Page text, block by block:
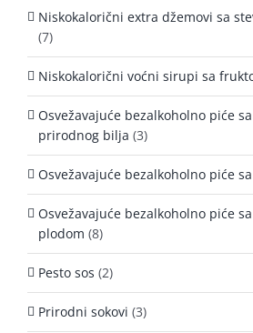
Niskokalorični extra džemovi sa
(7)
Niskokalorični voćni sirupi sa
Osvežavajuće bezalkoholno piće
prirodnog bilja (3)
Osvežavajuće bezalkoholno piće
Osvežavajuće bezalkoholno piće
plodom (8)
Pesto sos (2)
Prirodni sokovi (3)